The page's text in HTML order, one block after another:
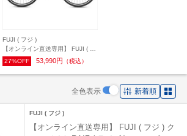
FUJI ( フジ )
【オンライン直送専用】 FUJI ( フ
ジ ) クロスバイク RAIZ ( ライズ )
ペールネイビー 21 (身長目安
180cm前後)
27%OFF 53,990円 （税込）
全色表示 新着順
FUJI ( フジ )
【オンライン直送専用】 FUJI ( フジ ) ク